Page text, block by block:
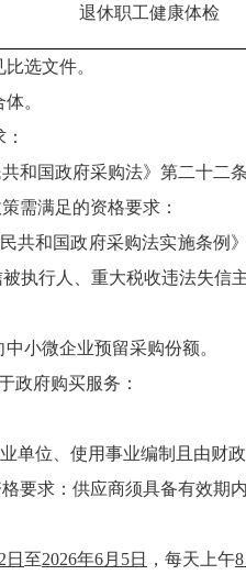
退休职工健康体检
选文件。
。
和国政府采购法》第二十二
需满足的资格要求：
共和国政府采购法实施条例
被执行人、重大税收违法失信
小微企业预留采购份额。
政府购买服务：
单位、使用事业编制且由财
要求：供应商须具备有效期
2 日 至2026年6月 5日 ，每天上午8